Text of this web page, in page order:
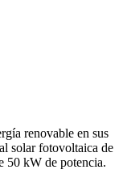
renovable en sus
solar fotovoltaica de
50 kW de potencia.